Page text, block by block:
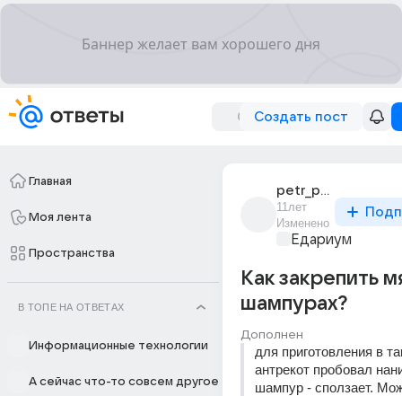
Создать пост
Главная
Моя лента
Пространства
В ТОПЕ НА ОТВЕТАХ
Информационные технологии
А сейчас что-то совсем другое
petr_petrov_1012
11лет
Изменено
Едариум
Как закрепить
шампурах?
Дополнен
для приготовления в
антрекот пробовал
шампур - сползает.